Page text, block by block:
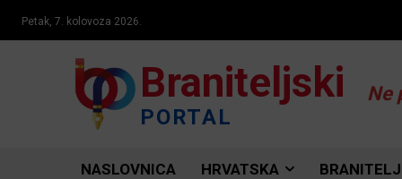
Petak, 7. kolovoza 2026.
Braniteljski
PORTAL
Ne
NASLOVNICA HRVATSKA